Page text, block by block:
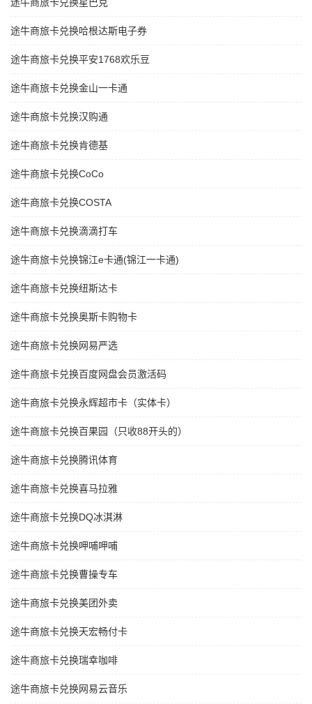
途牛商旅卡兑换哈根达斯电子券
途牛商旅卡兑换平安1768欢乐豆
途牛商旅卡兑换金山一卡通
途牛商旅卡兑换汉购通
途牛商旅卡兑换肯德基
途牛商旅卡兑换CoCo
途牛商旅卡兑换COSTA
途牛商旅卡兑换滴滴打车
途牛商旅卡兑换锦江e卡通(锦江一卡通)
途牛商旅卡兑换纽斯达卡
途牛商旅卡兑换奥斯卡购物卡
途牛商旅卡兑换网易严选
途牛商旅卡兑换百度网盘会员激活码
途牛商旅卡兑换永辉超市卡（实体卡）
途牛商旅卡兑换百果园（只收88开头的）
途牛商旅卡兑换腾讯体育
途牛商旅卡兑换喜马拉雅
途牛商旅卡兑换DQ冰淇淋
途牛商旅卡兑换呷哺呷哺
途牛商旅卡兑换曹操专车
途牛商旅卡兑换美团外卖
途牛商旅卡兑换天宏畅付卡
途牛商旅卡兑换瑞幸咖啡
途牛商旅卡兑换网易云音乐